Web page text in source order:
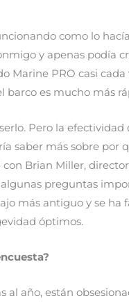
como lo hacía
y apenas podía
Marine PRO casi
barco es mucho más
Pero la
saber más sobre por
Brian Miller,
preguntas
más antiguo y se ha
óptimos.
año, están